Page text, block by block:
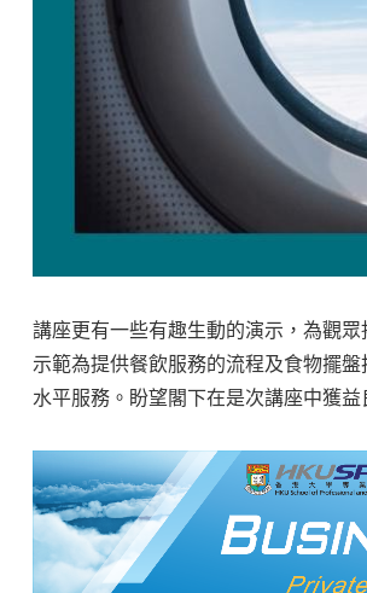
講座更有一些有趣生動的演示，為觀
示範為提供餐飲服務的流程及食物擺
水平服務。盼望閣下在是次講座中獲